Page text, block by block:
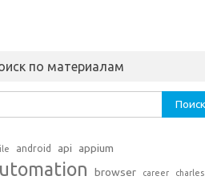
по материалам
android api appium
browser career charles